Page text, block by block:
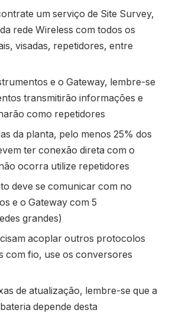
um serviço de Site Survey,
rede Wireless com todos os
visadas, repetidores, entre
e o Gateway, lembre-se
transmitirão informações e
como repetidores
da planta, pelo menos 25% dos
ter conexão direta com o
ocorra utilize repetidores
deve se comunicar com no
e o Gateway com 5
grandes)
acoplar outros protocolos
com fio, use os conversores
de atualização, lembre-se que a
depende desta